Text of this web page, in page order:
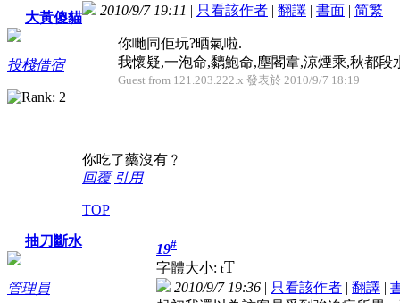
大黃傻貓
投棧借宿
2010/9/7 19:11 | 只看該作者 | 翻譯 | 書面 | 简繁
你哋同佢玩?晒氣啦.
我懷疑,一泡命,黐鮑命,塵閣韋,涼煙乘,秋都段
Guest from 121.203.222.x 發表於 2010/9/7 18:19
你吃了藥沒有﹖
回覆 引用
TOP
抽刀斷水
管理員
19#
字體大小: tT
2010/9/7 19:36 | 只看該作者 | 翻譯 |